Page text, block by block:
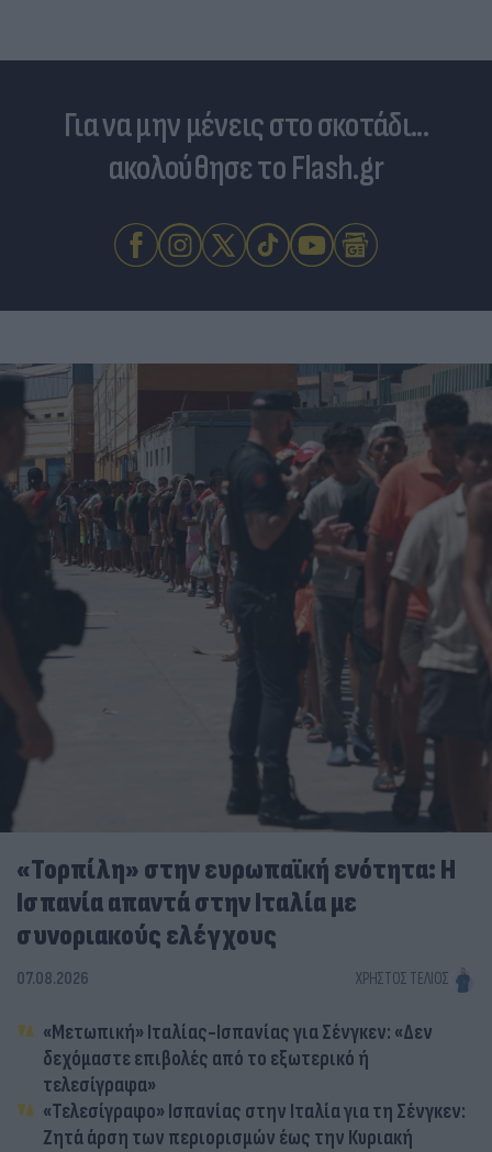
Για να μην μένεις στο σκοτάδι...
ακολούθησε το Flash.gr
«Τορπίλη» στην ευρωπαϊκή ενότητα: Η
Ισπανία απαντά στην Ιταλία με
συνοριακούς ελέγχους
07.08.2026 ΧΡΉΣΤΟΣ ΤΈΛΙΟΣ
«Μετωπική» Ιταλίας-Ισπανίας για Σένγκεν: «Δεν
δεχόμαστε επιβολές από το εξωτερικό ή
τελεσίγραφα»
«Τελεσίγραφο» Ισπανίας στην Ιταλία για τη Σένγκεν:
Ζητά άρση των περιορισμών έως την Κυριακή